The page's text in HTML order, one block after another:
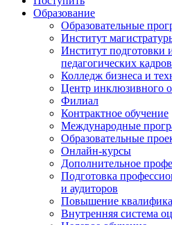
Образование
Образовательные
Институт
Институт подготовки
педагогических кадров
Колледж бизнеса и
Центр инклюзивного
Филиал
Контрактное обучение
Международные
Образовательные
Онлайн-курсы
Дополнительное
Подготовка
и аудиторов
Повышение
Внутренняя система